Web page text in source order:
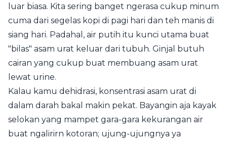
luar biasa. Kita sering banget ngerasa cukup minum
cuma dari segelas kopi di pagi hari dan teh manis di
siang hari. Padahal, air putih itu kunci utama buat
"bilas" asam urat keluar dari tubuh. Ginjal butuh
cairan yang cukup buat membuang asam urat
lewat urine.
Kalau kamu dehidrasi, konsentrasi asam urat di
dalam darah bakal makin pekat. Bayangin aja kayak
selokan yang mampet gara-gara kekurangan air
buat ngalirirn kotoran; ujung-ujungnya ya